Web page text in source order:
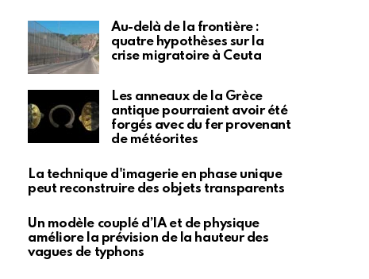
Au-delà de la frontière :
quatre hypothèses sur la
crise migratoire à Ceuta
Les anneaux de la Grèce
antique pourraient avoir été
forgés avec du fer provenant
de météorites
La technique d'imagerie en phase unique
peut reconstruire des objets transparents
Un modèle couplé d’IA et de physique
améliore la prévision de la hauteur des
vagues de typhons